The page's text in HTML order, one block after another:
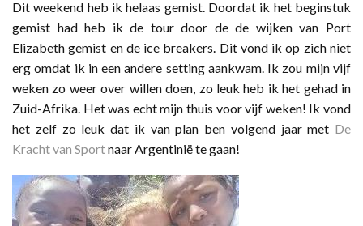
Dit weekend heb ik helaas gemist. Doordat ik het beginstuk
gemist had heb ik de tour door de de wijken van Port
Elizabeth gemist en de ice breakers. Dit vond ik op zich niet
erg omdat ik in een andere setting aankwam. Ik zou mijn vijf
weken zo weer over willen doen, zo leuk heb ik het gehad in
Zuid-Afrika. Het was echt mijn thuis voor vijf weken! Ik vond
het zelf zo leuk dat ik van plan ben volgend jaar met De
Kracht van Sportnaar Argentinië te gaan!